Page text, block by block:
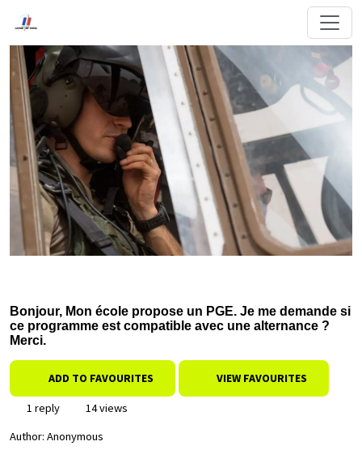
Bonjour, Mon école propose un PGE. Je me demande si
ce programme est compatible avec une alternance ?
Merci.
ADD TO FAVOURITES VIEW FAVOURITES
1 reply
14 views
Author: Anonymous